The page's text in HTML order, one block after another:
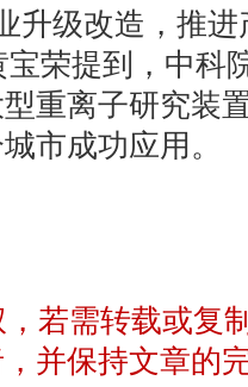
升级改造，推
宝荣提到，中科
重离子研究装
市成功应用。
若需转载或复
并保持文章的